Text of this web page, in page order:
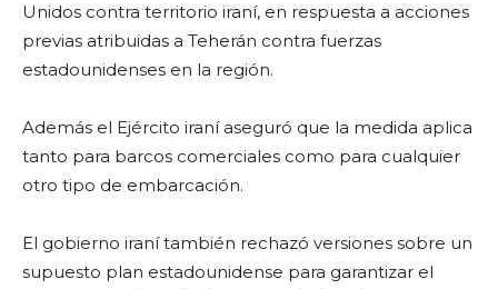
Unidos contra territorio iraní, en respuesta a acciones
previas atribuidas a Teherán contra fuerzas
estadounidenses en la región.
Además el Ejército iraní aseguró que la medida aplica
tanto para barcos comerciales como para cualquier
otro tipo de embarcación.
El gobierno iraní también rechazó versiones sobre un
supuesto plan estadounidense para garantizar el